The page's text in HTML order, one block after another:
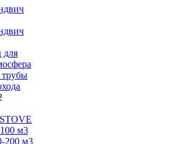
для
м3
200 м3